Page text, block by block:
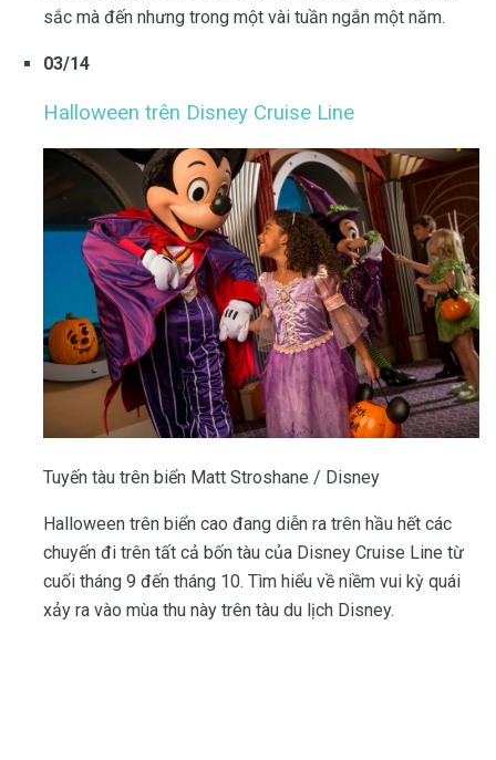
sắc mà đến nhưng trong một vài tuần ngắn một năm.
03/14
Halloween trên Disney Cruise Line
Tuyến tàu trên biển Matt Stroshane / Disney
Halloween trên biển cao đang diễn ra trên hầu hết các
chuyến đi trên tất cả bốn tàu của Disney Cruise Line từ
cuối tháng 9 đến tháng 10. Tìm hiểu về niềm vui kỳ quái
xảy ra vào mùa thu này trên tàu du lịch Disney.